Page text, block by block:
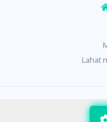
Lahat
Pagkapribado